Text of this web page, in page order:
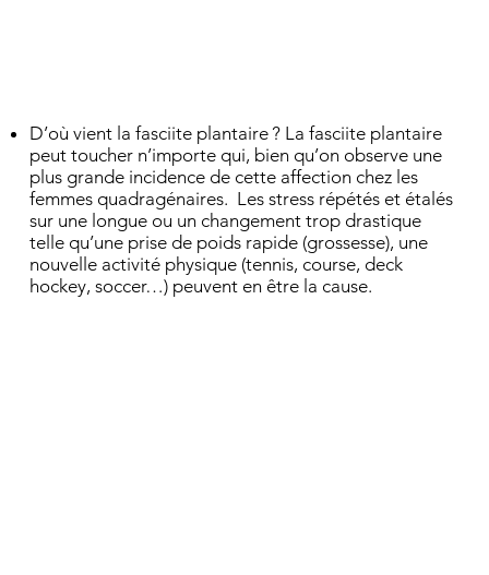
D’où vient la fasciite plantaire ? La fasciite plantaire
peut toucher n’importe qui, bien qu’on observe une
plus grande incidence de cette affection chez les
femmes quadragénaires. Les stress répétés et étalés
sur une longue ou un changement trop drastique
telle qu’une prise de poids rapide (grossesse), une
nouvelle activité physique (tennis, course, deck
hockey, soccer…) peuvent en être la cause.